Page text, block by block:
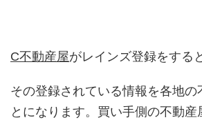
C不動産屋がレインズ登録をする
その登録されている情報を各地の
とになります。買い手側の不動産